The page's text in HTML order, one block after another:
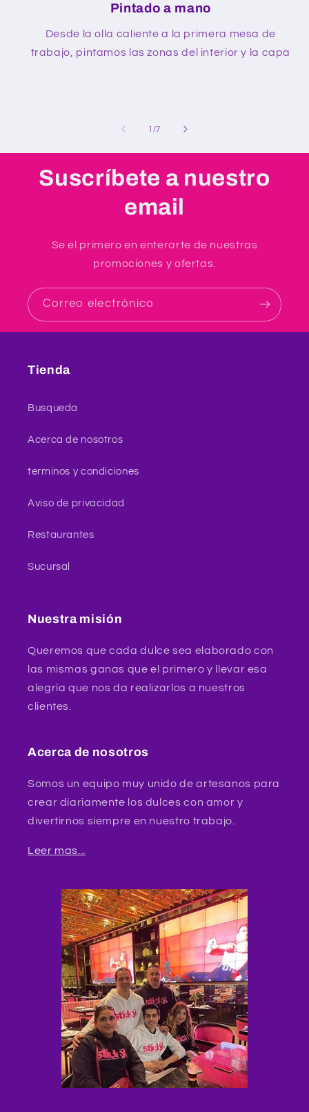
Pintado a mano
Desde la olla caliente a la primera mesa de
trabajo, pintamos las zonas del interior y la capa
1 /de
7
Suscríbete a nuestro
email
Se el primero en enterarte de nuestras
promociones y ofertas.
Correo electrónico
Tienda
Busqueda
Acerca de nosotros
terminos y condiciones
Aviso de privacidad
Restaurantes
Sucursal
Nuestra misión
Queremos que cada dulce sea elaborado con
las mismas ganas que el primero y llevar esa
alegría que nos da realizarlos a nuestros
clientes.
Acerca de nosotros
Somos un equipo muy unido de artesanos para
crear diariamente los dulces con amor y
divertirnos siempre en nuestro trabajo.
Leer mas...